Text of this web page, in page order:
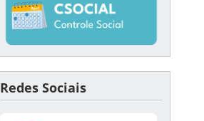
Redes Sociais